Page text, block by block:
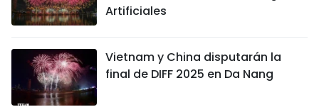
SALUD - MEDIO AMBIENTE
INTERNACIONAL
Artificiales
Vietnam y China disputarán la
final de DIFF 2025 en Da Nang